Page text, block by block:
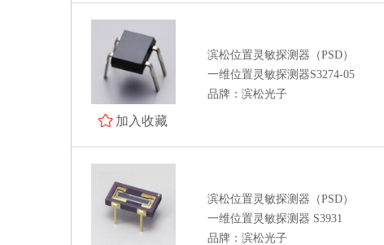
加入收藏
滨松位置灵敏探测器（PSD）
一维位置灵敏探测器S3274-05
品牌：滨松光子
滨松位置灵敏探测器（PSD）
一维位置灵敏探测器 S3931
品牌：滨松光子